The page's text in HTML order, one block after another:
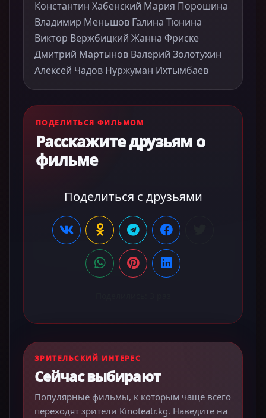
Константин Хабенский Мария Порошина
Владимир Меньшов Галина Тюнина
Виктор Вержбицкий Жанна Фриске
Дмитрий Мартынов Валерий Золотухин
Алексей Чадов Нуржуман Ихтымбаев
ПОДЕЛИТЬСЯ ФИЛЬМОМ
Расскажите друзьям о
фильме
Поделиться с друзьями
ЗРИТЕЛЬСКИЙ ИНТЕРЕС
Сейчас выбирают
Популярные фильмы, к которым чаще всего
переходят зрители Kinoteatr.kg. Наведите на